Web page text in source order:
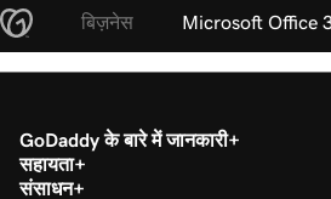
बिज़नेस Microsoft Office
GoDaddy के बारे में जानकारी
सहायता
संसाधन